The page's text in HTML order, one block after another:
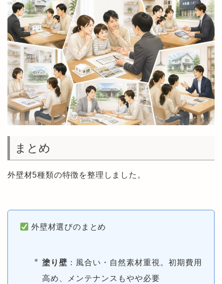
まとめ
外壁材5種類の特徴を整理しました。
外壁材選びのまとめ
塗り壁 ：風合い・自然素材重視。初期費用
高め、メンテナンスもやや必要